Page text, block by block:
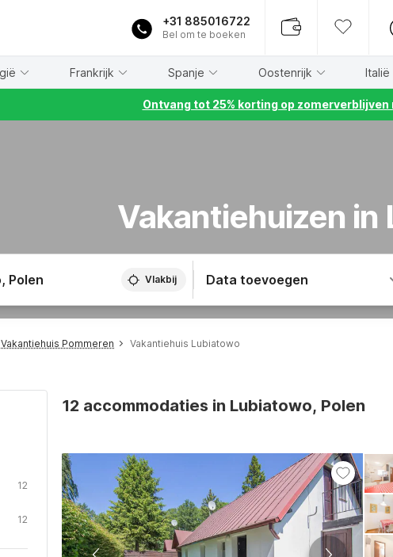
+31 885016722
Bel om te boeken
Frankrijk Spanje Oostenrijk Italië
Ontvang tot 25% korting op zomerverblijven
Vakantiehuizen in
Vlakbij Data toevoegen
Vakantiehuis Pommeren Vakantiehuis Lubiatowo
12
12
12 accommodaties in Lubiatowo, Polen